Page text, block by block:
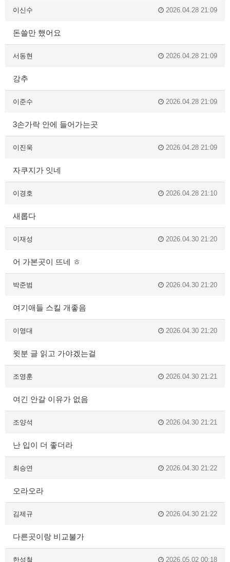
이신수 2026.04.28 21:09
돈쓸만 했어요
서동현 2026.04.28 21:09
강추
이준수 2026.04.28 21:09
3손가락 안에 들어가는곳
이진욱 2026.04.28 21:09
자쿠지가 잇네
이경호 2026.04.28 21:10
새롭다
이재성 2026.04.30 21:20
어 가본곳이 뜨네 ㅎ
박준범 2026.04.30 21:20
여기애들 스킬 개좋음
이영대 2026.04.30 21:20
윗분 글 읽고 가야겠는걸
조영훈 2026.04.30 21:21
여긴 안갈 이유가 없음
조양석 2026.04.30 21:21
난 입이 더 좋더라
최승연 2026.04.30 21:22
오라오라
김제규 2026.04.30 21:22
다른곳이랑 비교불가
한성철 2026.05.02 00:18